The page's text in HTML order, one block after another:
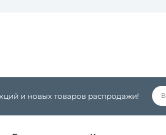
и новых товаров распродажи!